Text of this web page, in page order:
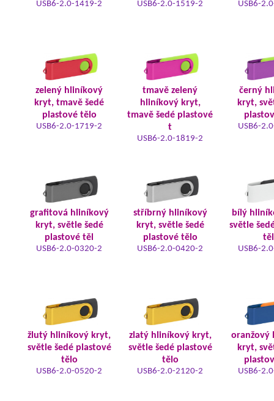
USB6-2.0-1419-2 USB6-2.0-1519-2 USB6-
zelený hliníkový
kryt, tmavě šedé
plastové tělo
USB6-2.0-1719-2
tmavě zelený
hliníkový kryt,
tmavě šedé plastové
t
USB6-2.0-1819-2
černý
kryt,
USB6-
grafitová hliníkový
kryt, světle šedé
plastové těl
USB6-2.0-0320-2
stříbrný hliníkový
kryt, světle šedé
plastové tělo
USB6-2.0-0420-2
bílý
světle
USB6-
žlutý hliníkový kryt,
světle šedé plastové
tělo
USB6-2.0-0520-2
zlatý hliníkový kryt,
světle šedé plastové
tělo
USB6-2.0-2120-2
oranžový
kryt,
USB6-